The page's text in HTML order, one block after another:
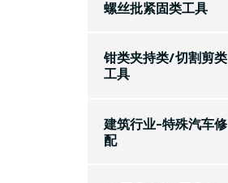
螺丝批紧固类工具
钳类夹持类/切割剪类
工具
建筑行业-特殊汽车修
配